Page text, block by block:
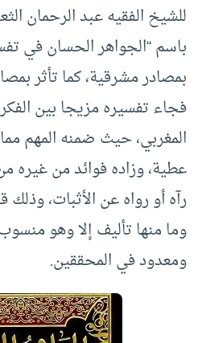
للشيخ الفقيه عبد الرحمان
باسم “الجواهر الحسان في
بمصادر مشرقية، كما تأثر
فجاء تفسيره مزيجا بين
المغربي، حيث ضمنه المهم
عطية، وزاده فوائد من غيره
رآه أو رواه عن الأثبات،
وما منها تأليف إلا وهو
ومعدود في المحققين.